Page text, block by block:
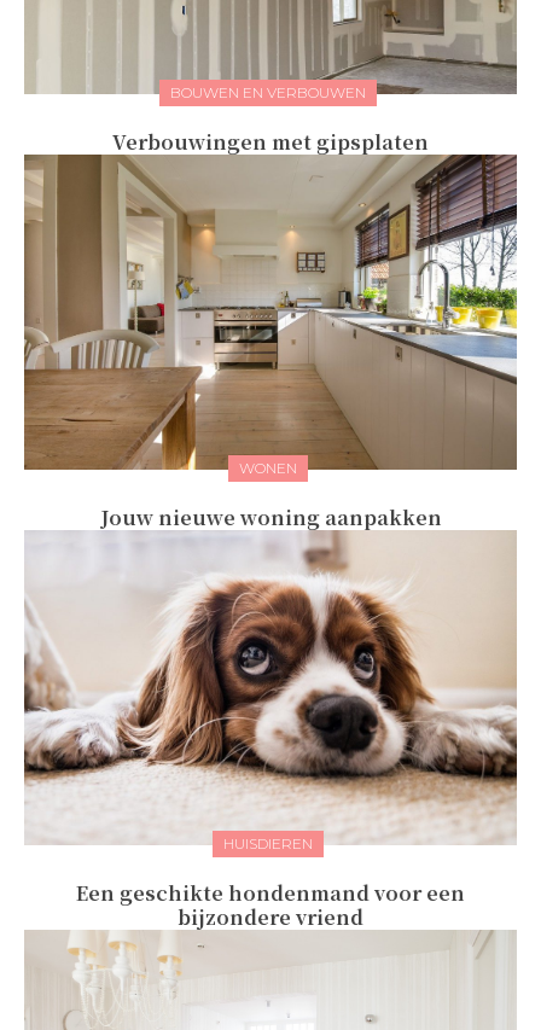
BOUWEN EN VERBOUWEN
Verbouwingen met gipsplaten
WONEN
Jouw nieuwe woning aanpakken
HUISDIEREN
Een geschikte hondenmand voor een
bijzondere vriend